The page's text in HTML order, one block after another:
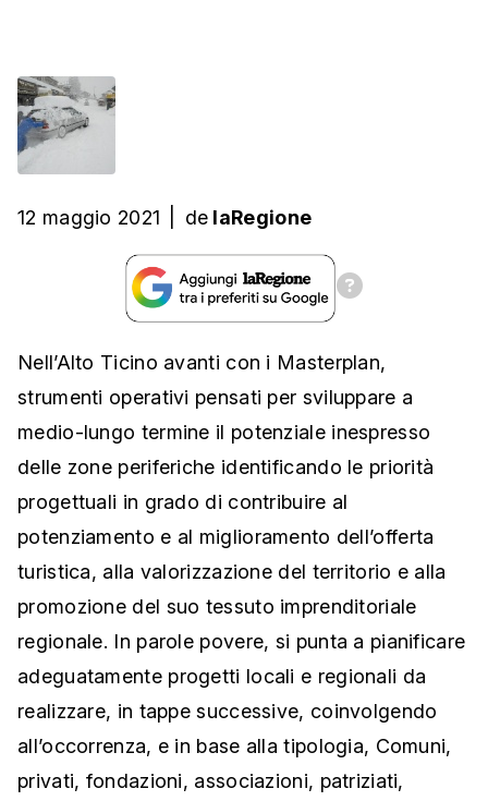
12 maggio 2021 de laRegione
Nell’Alto Ticino avanti con i Masterplan,
strumenti operativi pensati per sviluppare a
medio-lungo termine il potenziale inespresso
delle zone periferiche identificando le priorità
progettuali in grado di contribuire al
potenziamento e al miglioramento dell’offerta
turistica, alla valorizzazione del territorio e alla
promozione del suo tessuto imprenditoriale
regionale. In parole povere, si punta a pianificare
adeguatamente progetti locali e regionali da
realizzare, in tappe successive, coinvolgendo
all’occorrenza, e in base alla tipologia, Comuni,
privati, fondazioni, associazioni, patriziati,